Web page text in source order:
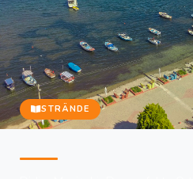
STRÄNDE